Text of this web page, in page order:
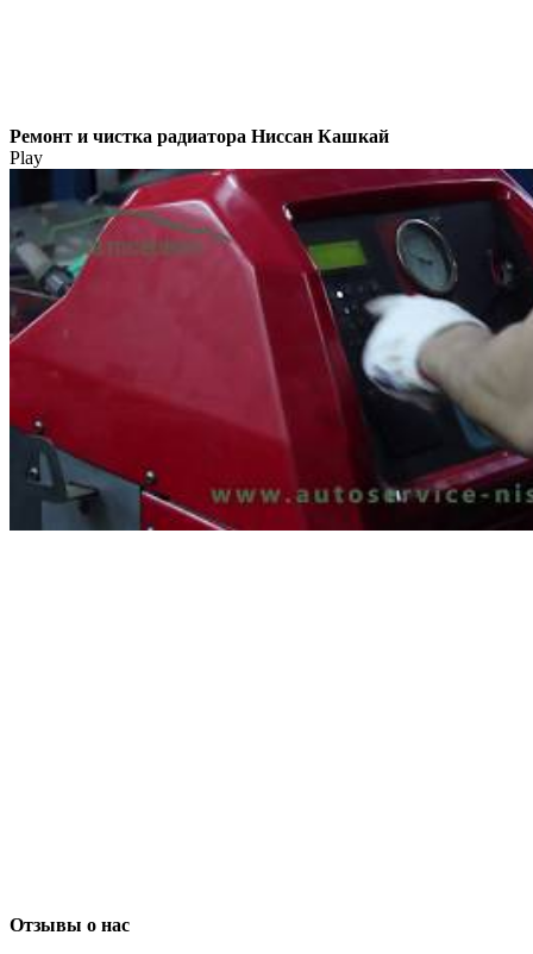
Ремонт и чистка радиатора Ниссан Кашкай
Play
Отзывы о нас